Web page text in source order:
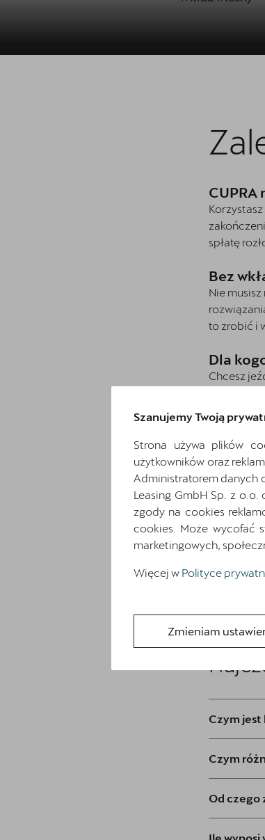
CUPRA
spłatę
Bez
Nie
to zrobić i
Dla
Chcesz
decyzję
Przez
spłaty.
własny.
Czym jest
Czym
Od czego
Szanujemy Twoją
Strona używa plików
użytkowników oraz
Administratorem danych
Leasing GmbH Sp. z
zgody na cookies
cookies. Może wycofać
marketingowych,
Więcej w Polityce
Zmieniam